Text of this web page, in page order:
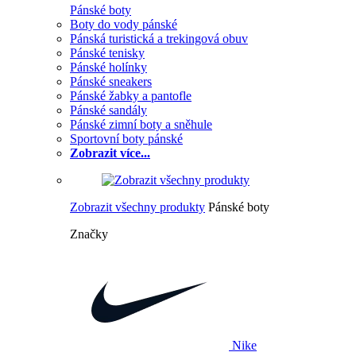
Pánské boty
Boty do vody pánské
Pánská turistická a trekingová obuv
Pánské tenisky
Pánské holínky
Pánské sneakers
Pánské žabky a pantofle
Pánské sandály
Pánské zimní boty a sněhule
Sportovní boty pánské
Zobrazit více...
Zobrazit všechny produkty Pánské boty
Značky
Nike